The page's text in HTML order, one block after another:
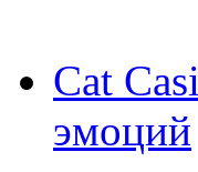
Cat
эмоций